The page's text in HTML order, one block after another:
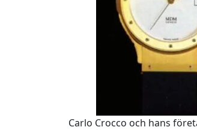
Carlo Crocco och hans